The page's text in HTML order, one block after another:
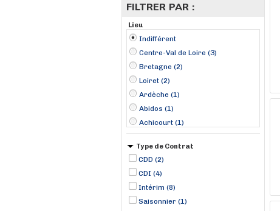
FILTRER PAR :
Lieu
Indifférent
Centre-Val de Loire (3)
Bretagne (2)
Loiret (2)
Ardèche (1)
Abidos (1)
Achicourt (1)
Airvault (1)
Auneau (1)
Avignon (1)
Boigny-sur-Bionne (1)
Changé (1)
Le Grau-du-Roi (1)
Type de Contrat
CDD (2)
CDI (4)
Intérim (8)
Saisonnier (1)